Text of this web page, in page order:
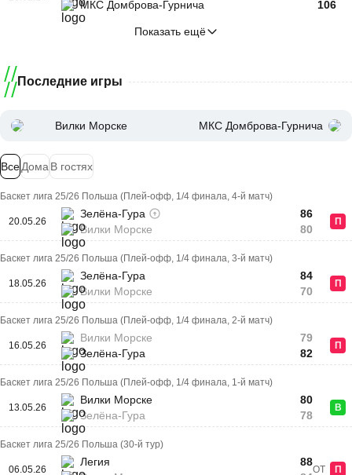
МКС Домброва-Гурнича
106
Показать ещё
Последние игры
Вилки Морске МКС Домброва-Гурнича
ВсеДома В гостях
Баскет лига 25/26 Польша (Плей-офф, 1/4 финала, 4-й матч)
20.05.26
Зелёна-Гура
Вилки Морске
86
80
П
Баскет лига 25/26 Польша (Плей-офф, 1/4 финала, 3-й матч)
18.05.26
Зелёна-Гура
Вилки Морске
84
70
П
Баскет лига 25/26 Польша (Плей-офф, 1/4 финала, 2-й матч)
16.05.26
Вилки Морске
Зелёна-Гура
79
82
П
Баскет лига 25/26 Польша (Плей-офф, 1/4 финала, 1-й матч)
13.05.26
Вилки Морске
Зелёна-Гура
80
78
В
Баскет лига 25/26 Польша (30-й тур)
06.05.26
Легия
88
ОТ П